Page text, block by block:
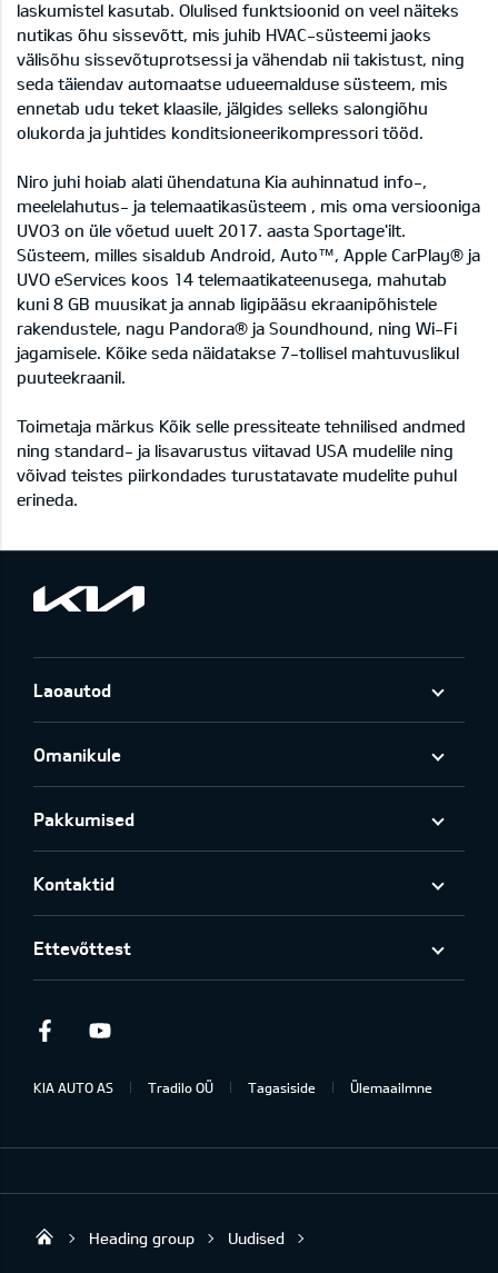
laskumistel kasutab. Olulised funktsioonid on veel näiteks
nutikas õhu sissevõtt, mis juhib HVAC-süsteemi jaoks
välisõhu sissevõtuprotsessi ja vähendab nii takistust, ning
seda täiendav automaatse udueemalduse süsteem, mis
ennetab udu teket klaasile, jälgides selleks salongiõhu
olukorda ja juhtides konditsioneerikompressori tööd.
Niro juhi hoiab alati ühendatuna Kia auhinnatud info-,
meelelahutus- ja telemaatikasüsteem , mis oma versiooniga
UVO3 on üle võetud uuelt 2017. aasta Sportage'ilt.
Süsteem, milles sisaldub Android, Auto™, Apple CarPlay® ja
UVO eServices koos 14 telemaatikateenusega, mahutab
kuni 8 GB muusikat ja annab ligipääsu ekraanipõhistele
rakendustele, nagu Pandora® ja Soundhound, ning Wi-Fi
jagamisele. Kõike seda näidatakse 7-tollisel mahtuvuslikul
puuteekraanil.
Toimetaja märkus Kõik selle pressiteate tehnilised andmed
ning standard- ja lisavarustus viitavad USA mudelile ning
võivad teistes piirkondades turustatavate mudelite puhul
erineda.
Laoautod
Omanikule
Pakkumised
Kontaktid
Ettevõttest
Facebook
KIA AUTO AS Tradilo OÜ Tagasiside Ülemaailmne
Tradilo OÜ
Heading group Uudised